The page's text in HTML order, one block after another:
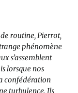
routine, Pierrot,
phénomène
s’assemblent
lorsque nos
confédération
turbulence. Ils